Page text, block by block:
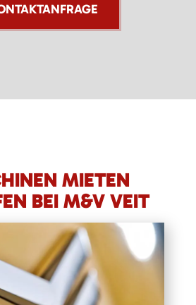
MIETEN
BEI M&V VEIT